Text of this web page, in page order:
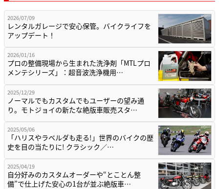
2026/07/09
レンタルガレージで安心保管。バイクライフを
アップデート！
2026/01/16
プロの整備現場から生まれた洗浄剤「MTLプロ
メンテシリーズ」：超音波洗浄機用…
2025/12/29
ノーマルでもカスタムでもユーザーの望み通
り。モトジョイの新たな絶版車販売スタ…
2025/05/06
「ハリスやラベルダも走る!」世界のバイクの歴
史を目の当たりに! クラシック／…
2025/04/19
自分好みのカスタムオーダーや“とことん整
備”で仕上げた安心の1台が並ぶ絶版車…